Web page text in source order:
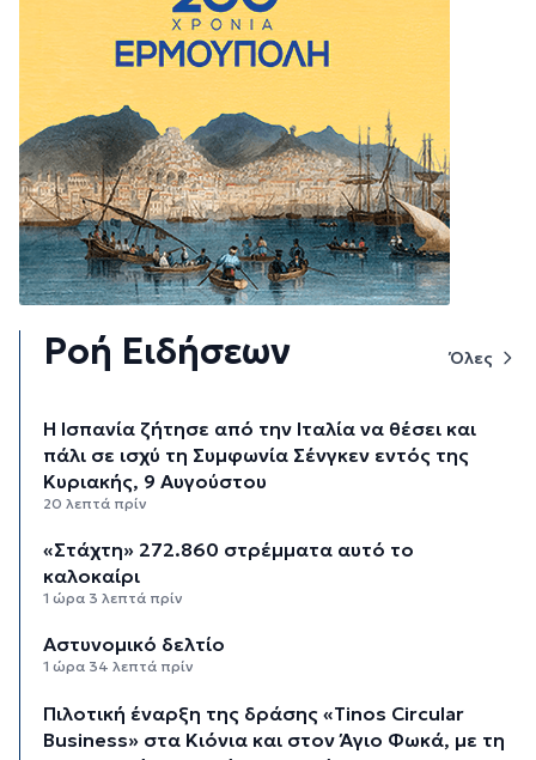
Ροή Ειδήσεων Όλες
H Ισπανία ζήτησε από την Ιταλία να θέσει και
πάλι σε ισχύ τη Συμφωνία Σένγκεν εντός της
Κυριακής, 9 Αυγούστου
20 λεπτά πρίν
«Στάχτη» 272.860 στρέμματα αυτό το
καλοκαίρι
1 ώρα 3 λεπτά πρίν
Αστυνομικό δελτίο
1 ώρα 34 λεπτά πρίν
Πιλοτική έναρξη της δράσης «Tinos Circular
Business» στα Κιόνια και στον Άγιο Φωκά, με τη